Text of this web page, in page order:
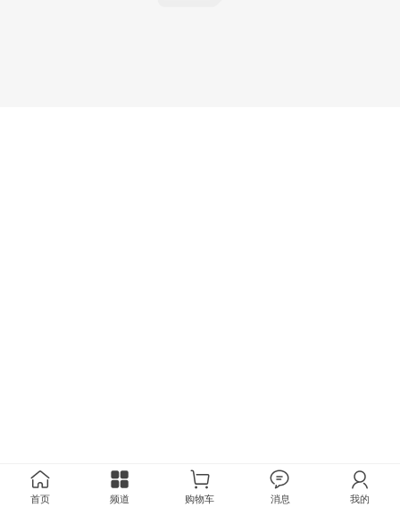
首页 频道 购物车 消息 我的